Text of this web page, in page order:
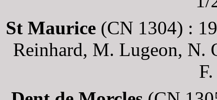
St Maurice(CN 1304) :
Reinhard, M. Lugeon,